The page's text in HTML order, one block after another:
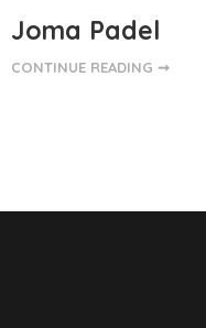
Joma Padel
CONTINUE READING ➞